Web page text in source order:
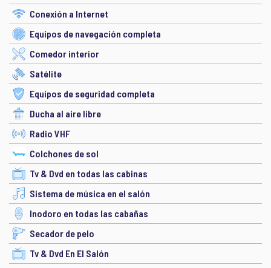
Conexión a Internet
Equipos de navegación completa
Comedor interior
Satélite
Equipos de seguridad completa
Ducha al aire libre
Radio VHF
Colchones de sol
Tv & Dvd en todas las cabinas
Sistema de música en el salón
Inodoro en todas las cabañas
Secador de pelo
Tv & Dvd En El Salón